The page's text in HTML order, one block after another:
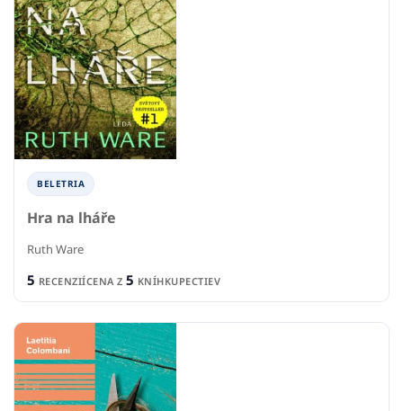
BELETRIA
Hra na lháře
Ruth Ware
5 RECENZIÍCENA Z 5 KNÍHKUPECTIEV